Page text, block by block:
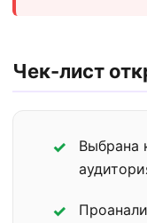
Чек-лист
Выбрана